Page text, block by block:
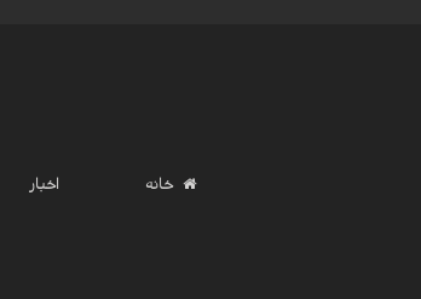
خانه اخبار